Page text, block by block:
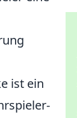
ist ein